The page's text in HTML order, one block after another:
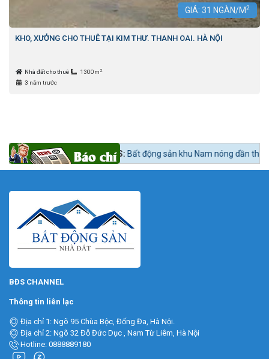
GIÁ: 31 NGÀN/M2
KHO, XƯỞNG CHO THUÊ TẠI KIM THƯ. THANH OAI. HÀ NỘI
Nhà đất cho thuê 1300m 2
3 năm trước
Tin tức 24h BĐS: Bất động sản khu Nam nóng dần theo lộ trình lên
BĐS CHANNEL
Thông tin liên lạc
Địa chỉ 1: Ngõ 95 Chùa Bộc, Đống Đa, Hà Nội.
Địa chỉ 2: Ngõ 32 Đỗ Đức Dục , Nam Từ Liêm, Hà Nội
Hotline: 0888889180